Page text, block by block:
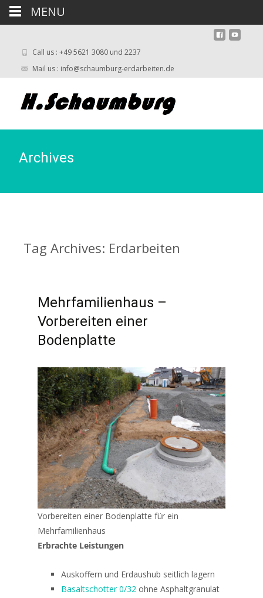
Call us : +49 5621 3080 und 2237
Mail us : info@schaumburg-erdarbeiten.de
Archives
Tag Archives: Erdarbeiten
Mehrfamilienhaus –
Vorbereiten einer
Bodenplatte
Vorbereiten einer Bodenplatte für ein
Mehrfamilienhaus
Erbrachte Leistungen
Auskoffern und Erdaushub seitlich lagern
Basaltschotter 0/32 ohne Asphaltgranulat
MENU